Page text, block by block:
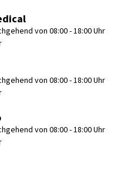
von 08:00 - 18:00 Uhr
von 08:00 - 18:00 Uhr
von 08:00 - 18:00 Uhr